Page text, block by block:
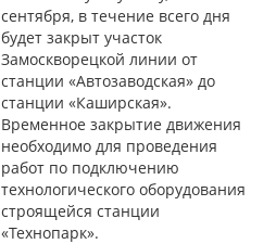
сентября, в течение всего дня
будет закрыт участок
Замоскворецкой линии от
станции «Автозаводская» до
станции «Каширская».
Временное закрытие движения
необходимо для проведения
работ по подключению
технологического оборудования
строящейся станции
«Технопарк».